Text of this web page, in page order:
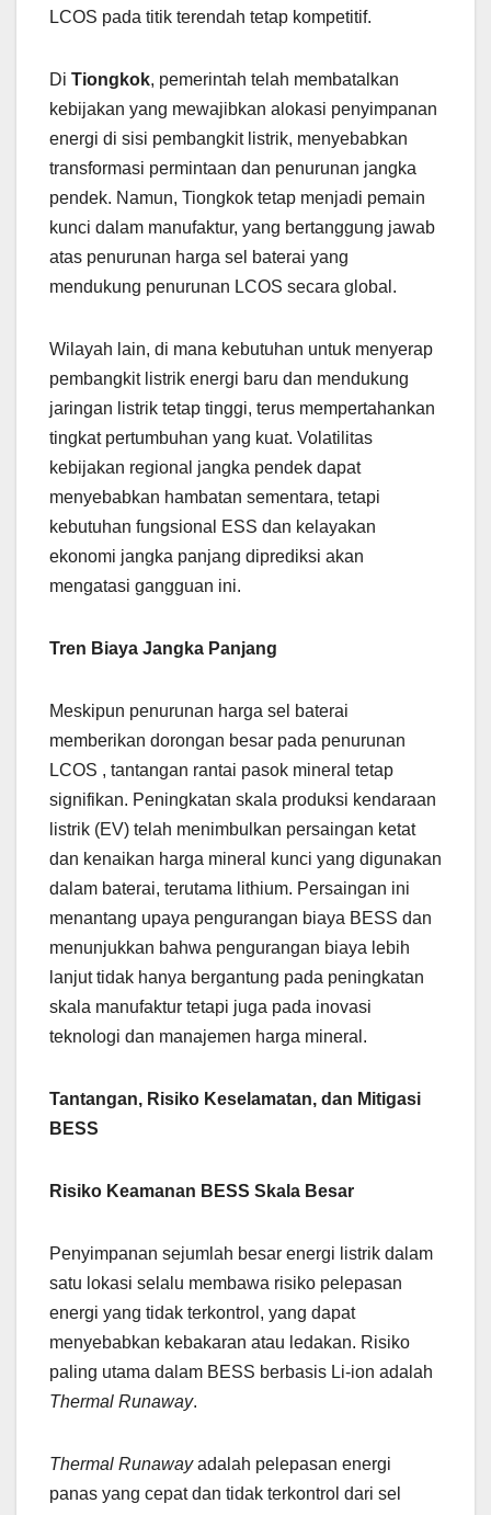
LCOS pada titik terendah tetap kompetitif.
Di Tiongkok, pemerintah telah membatalkan
kebijakan yang mewajibkan alokasi penyimpanan
energi di sisi pembangkit listrik, menyebabkan
transformasi permintaan dan penurunan jangka
pendek. Namun, Tiongkok tetap menjadi pemain
kunci dalam manufaktur, yang bertanggung jawab
atas penurunan harga sel baterai yang
mendukung penurunan LCOS secara global.
Wilayah lain, di mana kebutuhan untuk menyerap
pembangkit listrik energi baru dan mendukung
jaringan listrik tetap tinggi, terus mempertahankan
tingkat pertumbuhan yang kuat. Volatilitas
kebijakan regional jangka pendek dapat
menyebabkan hambatan sementara, tetapi
kebutuhan fungsional ESS dan kelayakan
ekonomi jangka panjang diprediksi akan
mengatasi gangguan ini.
Tren Biaya Jangka Panjang
Meskipun penurunan harga sel baterai
memberikan dorongan besar pada penurunan
LCOS , tantangan rantai pasok mineral tetap
signifikan. Peningkatan skala produksi kendaraan
listrik (EV) telah menimbulkan persaingan ketat
dan kenaikan harga mineral kunci yang digunakan
dalam baterai, terutama lithium. Persaingan ini
menantang upaya pengurangan biaya BESS dan
menunjukkan bahwa pengurangan biaya lebih
lanjut tidak hanya bergantung pada peningkatan
skala manufaktur tetapi juga pada inovasi
teknologi dan manajemen harga mineral.
Tantangan, Risiko Keselamatan, dan Mitigasi
BESS
Risiko Keamanan BESS Skala Besar
Penyimpanan sejumlah besar energi listrik dalam
satu lokasi selalu membawa risiko pelepasan
energi yang tidak terkontrol, yang dapat
menyebabkan kebakaran atau ledakan. Risiko
paling utama dalam BESS berbasis Li-ion adalah
Thermal Runaway.
Thermal Runawayadalah pelepasan energi
panas yang cepat dan tidak terkontrol dari sel